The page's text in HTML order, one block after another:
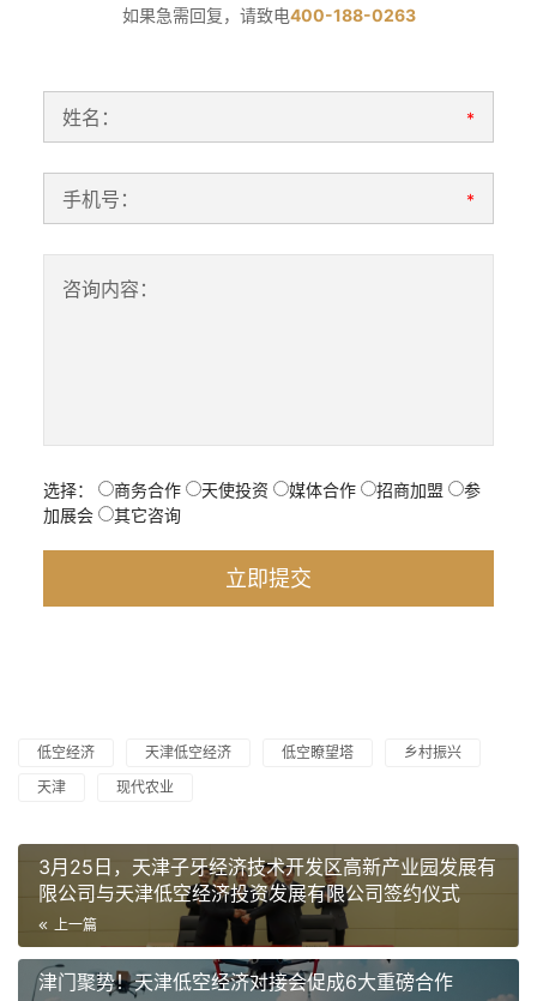
如果急需回复，请致电400-188-0263
姓名： *
手机号： *
咨询内容：
选择： 商务合作 天使投资 媒体合作 招商加盟
参
加展会
其它咨询
低空经济 天津低空经济 低空瞭望塔
乡村振兴
天津
现代农业
3月25日，天津子牙经济技术开发区高新产业园发展有
限公司与天津低空经济投资发展有限公司签约仪式
上一篇
津门聚势！天津低空经济对接会促成6大重磅合作